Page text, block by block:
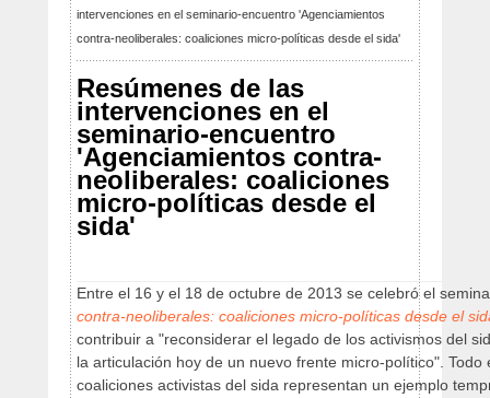
intervenciones en el seminario-encuentro 'Agenciamientos
contra-neoliberales: coaliciones micro-políticas desde el sida'
Resúmenes de las
intervenciones en el
seminario-encuentro
'Agenciamientos contra-
neoliberales: coaliciones
micro-políticas desde el
sida'
Entre el 16 y el 18 de octubre de 2013 se celebró el
contra-neoliberales: coaliciones micro-políticas desde el
contribuir a "reconsiderar el legado de los activismos del
la articulación hoy de un nuevo frente micro-político".
coaliciones activistas del sida representan un ejemplo